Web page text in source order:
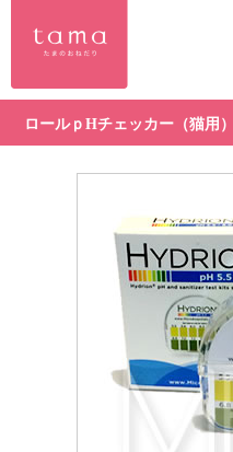
ロールｐHチェッカー（猫用）